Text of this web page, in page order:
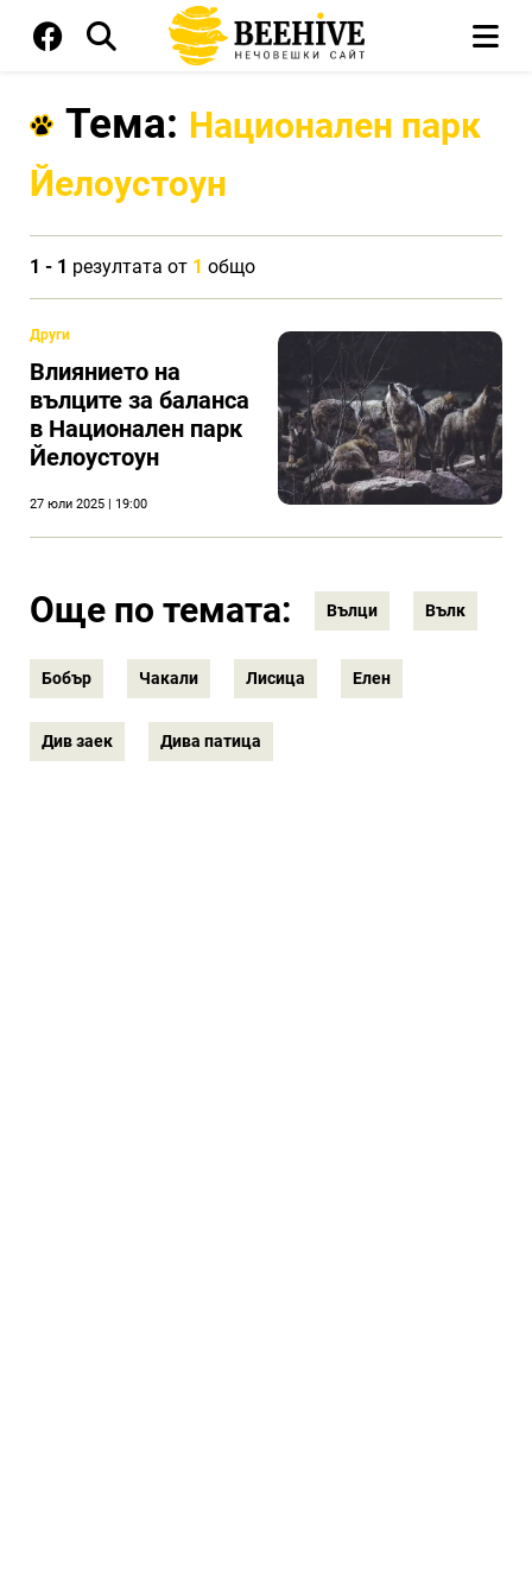
Тема: Национален парк
Йелоустоун
1 - 1 резултата от 1 общо
Други
Влиянието на
вълците за баланса
в Национален парк
Йелоустоун
27 юли 2025 | 19:00
Още по темата: Вълци Вълк
Бобър Чакали Лисица Елен
Див заек Дива патица